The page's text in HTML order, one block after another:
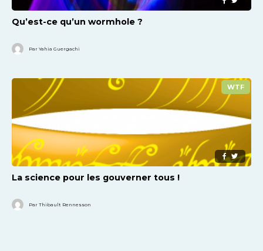
Qu’est-ce qu’un wormhole ?
Par Yahia Guergachi
WTF
La science pour les gouverner tous !
Par Thibault Rennesson